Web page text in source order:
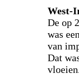
West-
De op
was
van
Dat